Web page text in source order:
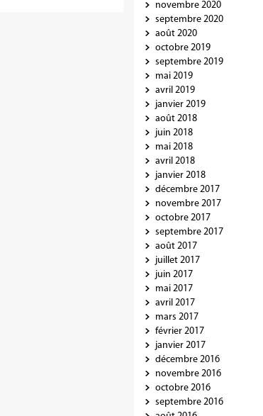
novembre 2020
septembre 2020
août 2020
octobre 2019
septembre 2019
mai 2019
avril 2019
janvier 2019
août 2018
juin 2018
mai 2018
avril 2018
janvier 2018
décembre 2017
novembre 2017
octobre 2017
septembre 2017
août 2017
juillet 2017
juin 2017
mai 2017
avril 2017
mars 2017
février 2017
janvier 2017
décembre 2016
novembre 2016
octobre 2016
septembre 2016